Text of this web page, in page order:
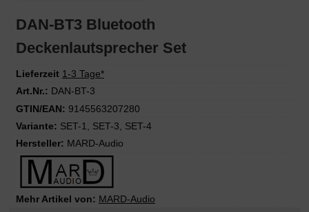
DAN-BT3 Bluetooth
Deckenlautsprecher Set
Lieferzeit 1-3 Tage*
Art.Nr.: DAN-BT-3
GTIN/EAN: 9145563207280
Variante: SET-1, SET-3, SET-4
Hersteller: MARD-Audio
Mehr Artikel von: MARD-Audio